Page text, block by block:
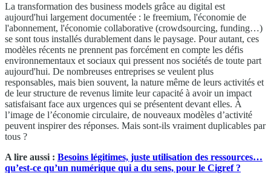
La transformation des business models grâce au digital est
aujourd'hui largement documentée : le freemium, l'économie de
l'abonnement, l'économie collaborative (crowdsourcing, funding…)
se sont tous installés durablement dans le paysage. Pour autant, ces
modèles récents ne prennent pas forcément en compte les défis
environnementaux et sociaux qui pressent nos sociétés de toute part
aujourd'hui. De nombreuses entreprises se veulent plus
responsables, mais bien souvent, la nature même de leurs activités et
de leur structure de revenus limite leur capacité à avoir un impact
satisfaisant face aux urgences qui se présentent devant elles. À
l’image de l’économie circulaire, de nouveaux modèles d’activité
peuvent inspirer des réponses. Mais sont-ils vraiment duplicables par
tous ?
A lire aussi : Besoins légitimes, juste utilisation des ressources…
qu’est-ce qu’un numérique qui a du sens, pour le Cigref ?